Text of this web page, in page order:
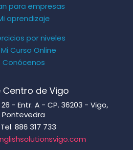
para empresas
aprendizaje
por niveles
Mi Curso Online
Conócenos
Centro de Vigo
- Entr. A - CP. 36203 - Vigo,
Pontevedra
886 317 733